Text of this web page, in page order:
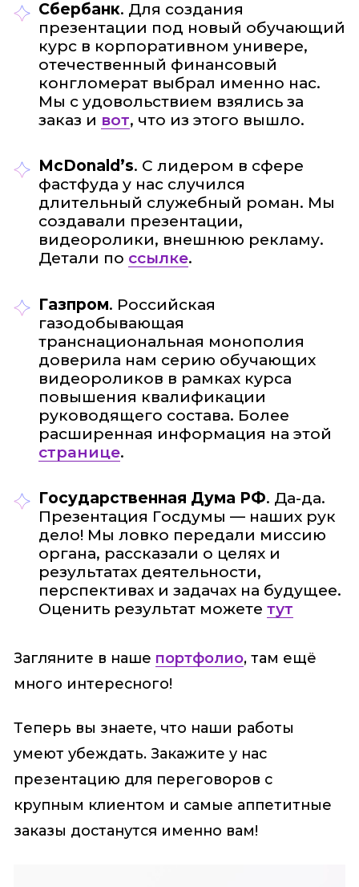
Сбербанк. Для создания
презентации под новый обучающий
курс в корпоративном универе,
отечественный финансовый
конгломерат выбрал именно нас.
Мы с удовольствием взялись за
заказ и вот, что из этого вышло.
McDonald’s. С лидером в сфере
фастфуда у нас случился
длительный служебный роман. Мы
создавали презентации,
видеоролики, внешнюю рекламу.
Детали по ссылке.
Газпром. Российская
газодобывающая
транснациональная монополия
доверила нам серию обучающих
видеороликов в рамках курса
повышения квалификации
руководящего состава. Более
расширенная информация на этой
странице.
Государственная Дума РФ. Да-да.
Презентация Госдумы — наших рук
дело! Мы ловко передали миссию
органа, рассказали о целях и
результатах деятельности,
перспективах и задачах на будущее.
Оценить результат можететут
Загляните в наше портфолио, там ещё
много интересного!
Теперь вы знаете, что наши работы
умеют убеждать. Закажите у нас
презентацию для переговоров с
крупным клиентом и самые аппетитные
заказы достанутся именно вам!